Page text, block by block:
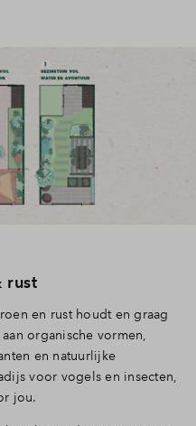
Inloggen
rust
en rust houdt en graag
organische vormen,
en natuurlijke
voor vogels en insecten,
jou.